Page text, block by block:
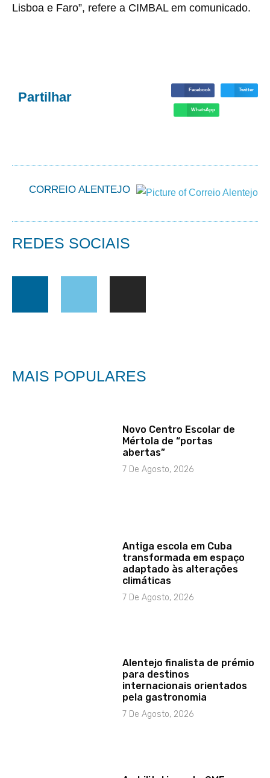
Lisboa e Faro”, refere a CIMBAL em comunicado.
Partilhar Facebook Twitter
WhatsApp
CORREIO ALENTEJO
REDES SOCIAIS
MAIS POPULARES
Novo Centro Escolar de
Mértola de “portas
abertas”
7 De Agosto, 2026
Antiga escola em Cuba
transformada em espaço
adaptado às alterações
climáticas
7 De Agosto, 2026
Alentejo finalista de prémio
para destinos
internacionais orientados
pela gastronomia
7 De Agosto, 2026